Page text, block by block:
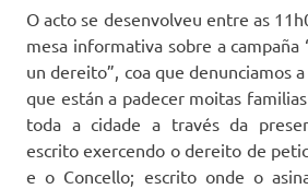
O acto se desenvolveu entre as
mesa informativa sobre a
un dereito”, coa que denunciamos
que están a padecer moitas
toda a cidade a través da
escrito exercendo o dereito de
e o Concello; escrito onde o